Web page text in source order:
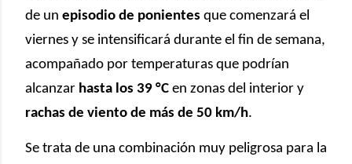
de un episodio de ponientes que comenzará el
viernes y se intensificará durante el fin de semana,
acompañado por temperaturas que podrían
alcanzar hasta los 39 °C en zonas del interior y
rachas de viento de más de 50 km/h.
Se trata de una combinación muy peligrosa para la